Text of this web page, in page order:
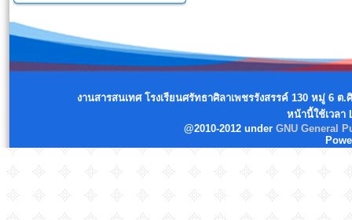
งานสารสนเทศ โรงเรียนศรัทธาศิลาเพชรรังสรรค์ 130 หมู่ 6
หน้านี้ใช้เวลา
@2010-2012 under GNU General